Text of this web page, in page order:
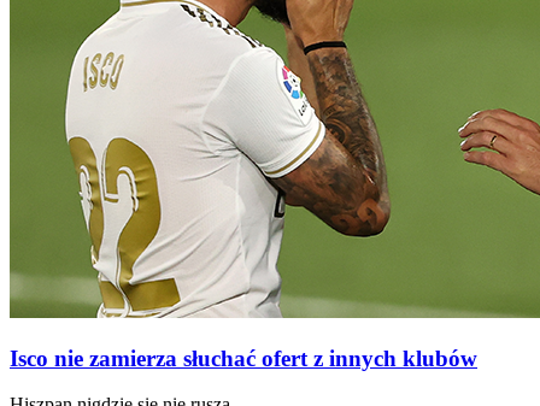
Isco nie zamierza słuchać ofert z innych klubów